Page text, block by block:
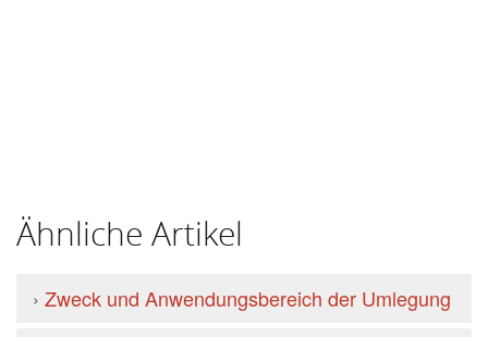
Ähnliche Artikel
› Zweck und Anwendungsbereich der Umlegung